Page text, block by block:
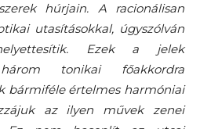
húrjain. A racionálisan
utasításokkal, úgyszólván
Ezek a jelek
tonikai főakkordra
bármiféle értelmes harmóniai
az ilyen művek zenei